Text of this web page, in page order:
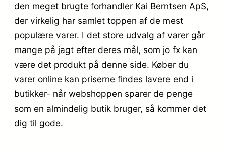
den meget brugte forhandler Kai Berntsen ApS,
der virkelig har samlet toppen af de mest
populære varer. I det store udvalg af varer går
mange på jagt efter deres mål, som jo fx kan
være det produkt på denne side. Køber du
varer online kan priserne findes lavere end i
butikker- når webshoppen sparer de penge
som en almindelig butik bruger, så kommer det
dig til gode.